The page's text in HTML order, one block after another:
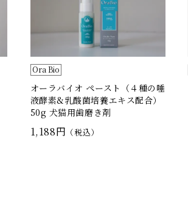
Ora Bio
オーラバイオ ペースト（４種の唾
液酵素&乳酸菌培養エキス配合）
50g 犬猫用歯磨き剤
1,188円 （税込）